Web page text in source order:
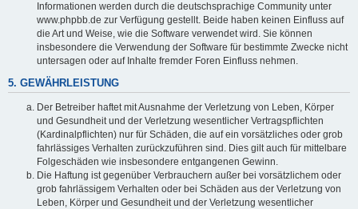
Informationen werden durch die deutschsprachige Community unter
www.phpbb.de zur Verfügung gestellt. Beide haben keinen Einfluss auf
die Art und Weise, wie die Software verwendet wird. Sie können
insbesondere die Verwendung der Software für bestimmte Zwecke nicht
untersagen oder auf Inhalte fremder Foren Einfluss nehmen.
5. GEWÄHRLEISTUNG
Der Betreiber haftet mit Ausnahme der Verletzung von Leben, Körper
und Gesundheit und der Verletzung wesentlicher Vertragspflichten
(Kardinalpflichten) nur für Schäden, die auf ein vorsätzliches oder grob
fahrlässiges Verhalten zurückzuführen sind. Dies gilt auch für mittelbare
Folgeschäden wie insbesondere entgangenen Gewinn.
Die Haftung ist gegenüber Verbrauchern außer bei vorsätzlichem oder
grob fahrlässigem Verhalten oder bei Schäden aus der Verletzung von
Leben, Körper und Gesundheit und der Verletzung wesentlicher